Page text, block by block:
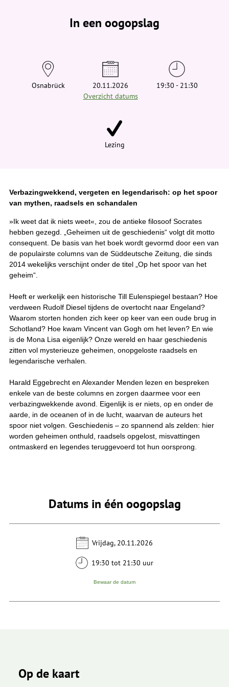
In een oogopslag
Osnabrück
20.11.2026
Overzicht datums
19:30 - 21:30
Lezing
Verbazingwekkend, vergeten en legendarisch: op het spoor
van mythen, raadsels en schandalen
»Ik weet dat ik niets weet«, zou de antieke filosoof Socrates
hebben gezegd. „Geheimen uit de geschiedenis“ volgt dit motto
consequent. De basis van het boek wordt gevormd door een van
de populairste columns van de Süddeutsche Zeitung, die sinds
2014 wekelijks verschijnt onder de titel „Op het spoor van het
geheim“.
Heeft er werkelijk een historische Till Eulenspiegel bestaan? Hoe
verdween Rudolf Diesel tijdens de overtocht naar Engeland?
Waarom storten honden zich keer op keer van een oude brug in
Schotland? Hoe kwam Vincent van Gogh om het leven? En wie
is de Mona Lisa eigenlijk? Onze wereld en haar geschiedenis
zitten vol mysterieuze geheimen, onopgeloste raadsels en
legendarische verhalen.
Harald Eggebrecht en Alexander Menden lezen en bespreken
enkele van de beste columns en zorgen daarmee voor een
verbazingwekkende avond. Eigenlijk is er niets, op en onder de
aarde, in de oceanen of in de lucht, waarvan de auteurs het
spoor niet volgen. Geschiedenis – zo spannend als zelden: hier
worden geheimen onthuld, raadsels opgelost, misvattingen
ontmaskerd en legendes teruggevoerd tot hun oorsprong.
Datums in één oogopslag
Vrijdag, 20.11.2026
19:30 tot 21:30 uur
Bewaar de datum
Op de kaart